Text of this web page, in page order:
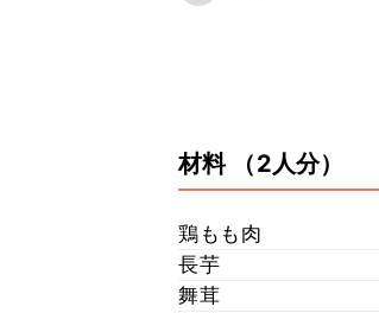
材料 （2人分）
鶏もも肉
長芋
舞茸